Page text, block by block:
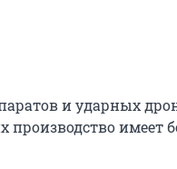
и ударных
имеет